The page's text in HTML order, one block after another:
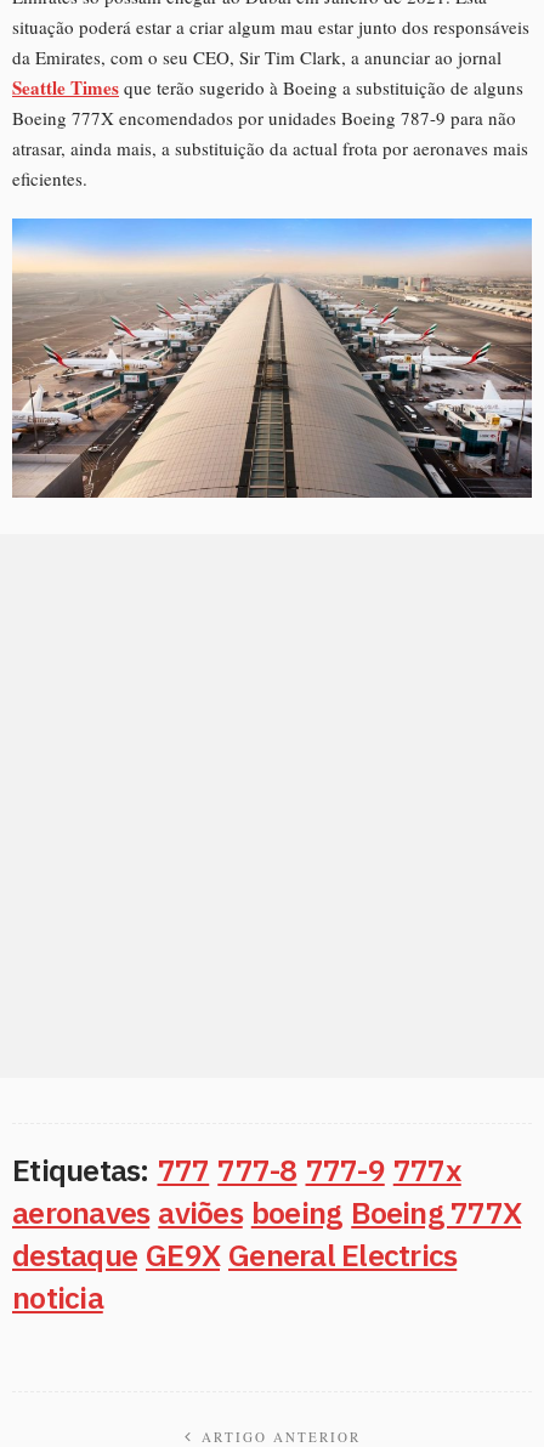
situação poderá estar a criar algum mau estar junto dos responsáveis
da Emirates, com o seu CEO, Sir Tim Clark, a anunciar ao jornal
SeattleTimes que terão sugerido à Boeing a substituição de alguns
Boeing 777X encomendados por unidades Boeing 787-9 para não
atrasar, ainda mais, a substituição da actual frota por aeronaves mais
eficientes.
Etiquetas: 777 777-8 777-9 777x
aeronaves aviões boeing Boeing 777X
destaque GE9X General Electrics
noticia
ARTIGO ANTERIOR